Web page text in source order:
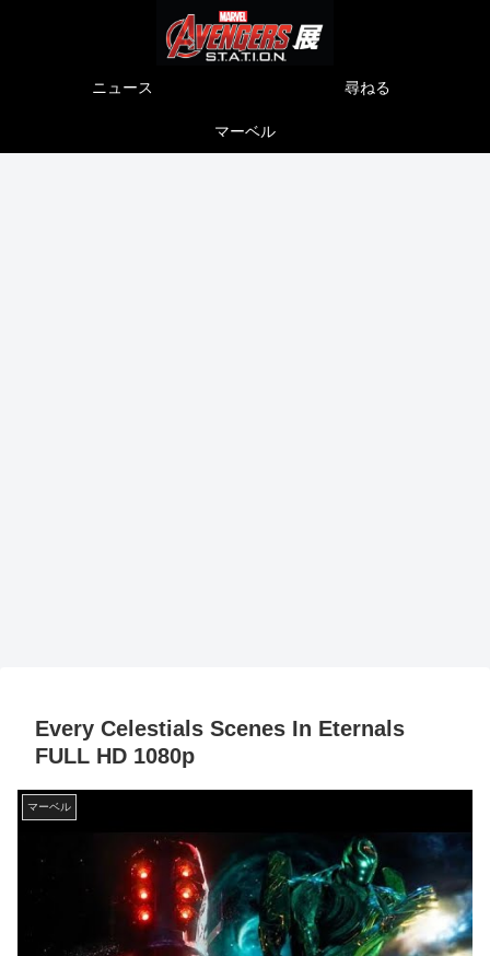
ニュース 尋ねる
マーベル
Every Celestials Scenes In Eternals
FULL HD 1080p
マーベル